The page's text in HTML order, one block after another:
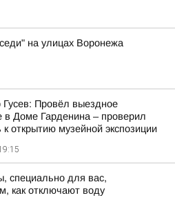
на улицах Воронежа
Гусев: Провёл выездное
в Доме Гарденина – проверил
к открытию музейной экспозиции
специально для вас,
как отключают воду